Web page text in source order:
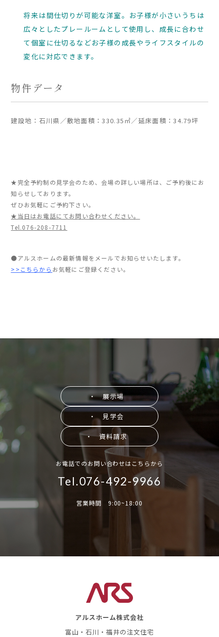
将来は間仕切りが可能な洋室。お子様が小さいうちは
広々としたプレールームとして使用し、成長に合わせ
て個室に仕切るなどお子様の成長やライフスタイルの
変化に対応できます。
物件データ
建設地：石川県／敷地面積：330.35㎡／延床面積：34.79坪
★完全予約制の見学会のため、会場の詳しい場所は、ご予約後にお
知らせしております。
ぜひお気軽にご予約下さい。
★当日はお電話にてお問い合わせください。
Tel.076-208-7711
●アルスホームの最新情報をメールでお知らせいたします。
>>こちらから お気軽にご登録ください。
・ 展示場
・ 見学会
・ 資料請求
お電話でのお問い合わせはこちらから
Tel.076-492-9966
営業時間 9:00~18:00
アルスホーム株式会社
富山・石川・福井の注文住宅